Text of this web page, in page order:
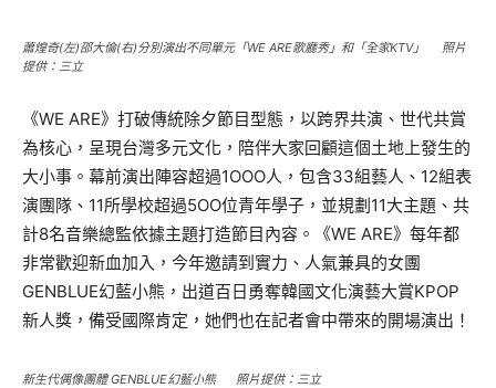
蕭煌奇(左)邵大倫(右)分別演出不同單元「WE ARE歌廳秀」和「全家KTV」 照片
提供：三立
《WE ARE》打破傳統除夕節目型態，以跨界共演、世代共賞
為核心，呈現台灣多元文化，陪伴大家回顧這個土地上發生的
大小事。幕前演出陣容超過1OOO人，包含33組藝人、12組表
演團隊、11所學校超過5OO位青年學子，並規劃11大主題、共
計8名音樂總監依據主題打造節目內容。《WE ARE》每年都
非常歡迎新血加入，今年邀請到實力、人氣兼具的女團
GENBLUE幻藍小熊，出道百日勇奪韓國文化演藝大賞KPOP
新人獎，備受國際肯定，她們也在記者會中帶來的開場演出！
新生代偶像團體 GENBLUE幻藍小熊 照片提供：三立